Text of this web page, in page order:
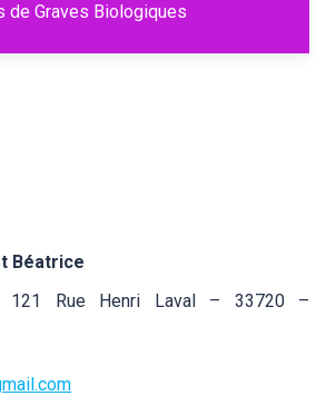
de Graves Biologiques
Béatrice
121 Rue Henri Laval – 33720 –